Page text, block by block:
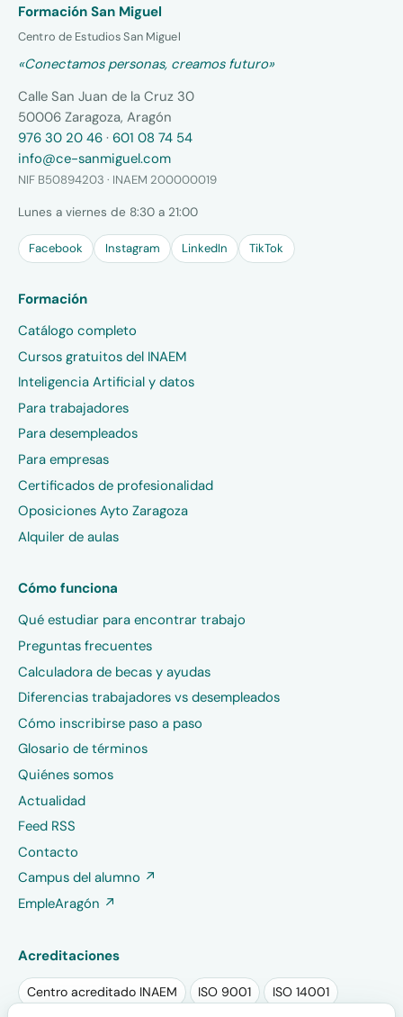
Formación San Miguel
Centro de Estudios San Miguel
«Conectamos personas, creamos futuro»
Calle San Juan de la Cruz 30
50006 Zaragoza, Aragón
976 30 20 46 · 601 08 74 54
info@ce-sanmiguel.com
NIF B50894203 · INAEM 200000019
Lunes a viernes de 8:30 a 21:00
Facebook Instagram LinkedIn TikTok
Formación
Catálogo completo
Cursos gratuitos del INAEM
Inteligencia Artificial y datos
Para trabajadores
Para desempleados
Para empresas
Certificados de profesionalidad
Oposiciones Ayto Zaragoza
Alquiler de aulas
Cómo funciona
Qué estudiar para encontrar trabajo
Preguntas frecuentes
Calculadora de becas y ayudas
Diferencias trabajadores vs desempleados
Cómo inscribirse paso a paso
Glosario de términos
Quiénes somos
Actualidad
Feed RSS
Contacto
Campus del alumno ↗
EmpleAragón ↗
Acreditaciones
Centro acreditado INAEM ISO 9001 ISO 14001